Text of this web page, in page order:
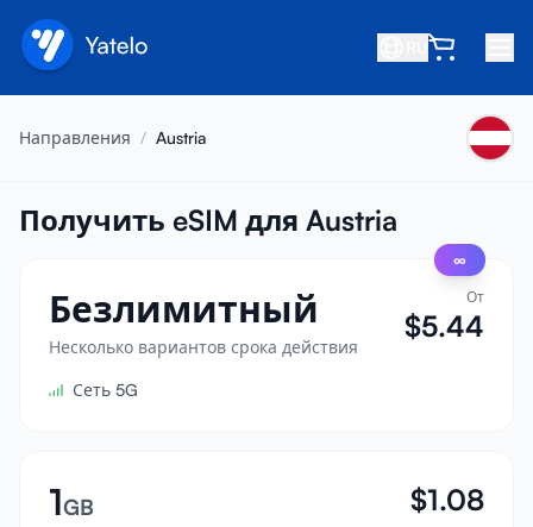
О нас
Пригласить друга
Стать партнёром
Центр помощи
Совместимость устройств
Направления / Austria
Получить eSIM для Austria
∞
Безлимитный
Несколько вариантов срока действия
От
$5.44
Сеть 5G
1GB $1.08